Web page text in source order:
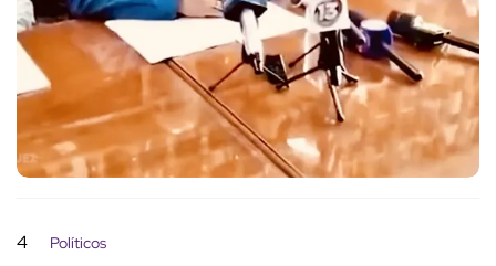
4 Políticos